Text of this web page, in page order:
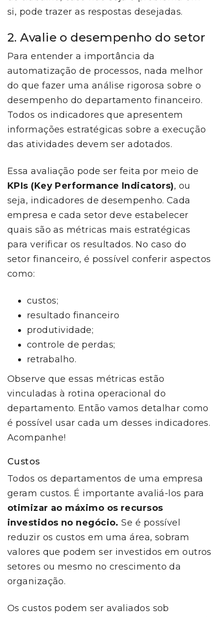
si, pode trazer as respostas desejadas.
2. Avalie o desempenho do setor
Para entender a importância da
automatização de processos, nada melhor
do que fazer uma análise rigorosa sobre o
desempenho do departamento financeiro.
Todos os indicadores que apresentem
informações estratégicas sobre a execução
das atividades devem ser adotados.
Essa avaliação pode ser feita por meio de
KPIs (Key Performance Indicators), ou
seja, indicadores de desempenho. Cada
empresa e cada setor deve estabelecer
quais são as métricas mais estratégicas
para verificar os resultados. No caso do
setor financeiro, é possível conferir aspectos
como:
custos;
resultado financeiro
produtividade;
controle de perdas;
retrabalho.
Observe que essas métricas estão
vinculadas à rotina operacional do
departamento. Então vamos detalhar como
é possível usar cada um desses indicadores.
Acompanhe!
Custos
Todos os departamentos de uma empresa
geram custos. É importante avaliá-los para
otimizar ao máximo os recursos
investidos no negócio. Se é possível
reduzir os custos em uma área, sobram
valores que podem ser investidos em outros
setores ou mesmo no crescimento da
organização.
Os custos podem ser avaliados sob